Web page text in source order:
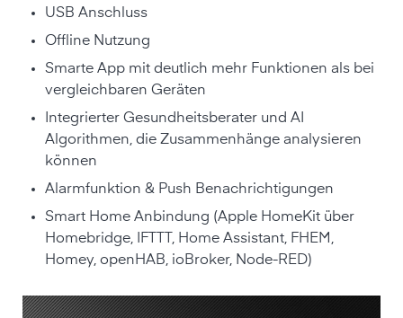
USB Anschluss
Offline Nutzung
Smarte App mit deutlich mehr Funktionen als bei
vergleichbaren Geräten
Integrierter Gesundheitsberater und AI
Algorithmen, die Zusammenhänge analysieren
können
Alarmfunktion & Push Benachrichtigungen
Smart Home Anbindung (Apple HomeKit über
Homebridge, IFTTT, Home Assistant, FHEM,
Homey, openHAB, ioBroker, Node-RED)